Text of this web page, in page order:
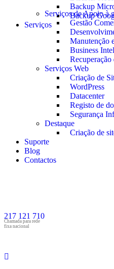
Backup
Backup
Serviços
Serviços de Apoio à
Gestão
Manutenção
Business
Recuperação
Serviços Web
Criação de
WordPress
Datacenter
Registo de
Segurança
Destaque
Criação de
Suporte
Blog
Contactos
217 121 710
Chamada para rede
fixa nacional